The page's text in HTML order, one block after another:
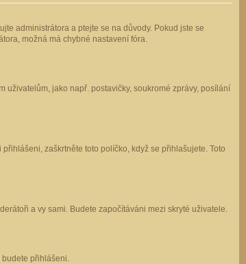
administrátora a ptejte se na důvody. Pokud jste se
možná má chybné nastavení fóra.
jako např. postavičky, soukromé zprávy, posílání
zaškrtněte toto políčko, když se přihlašujete. Toto
a vy sami. Budete započítáváni mezi skryté uživatele.
budete přihlášeni.